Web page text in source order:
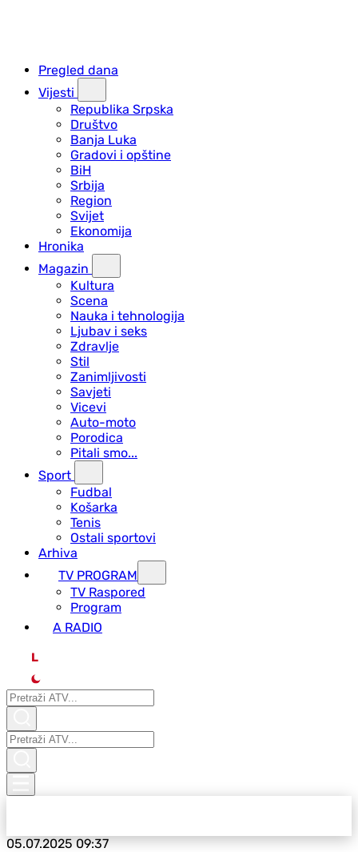
Pregled dana
Vijesti
Republika Srpska
Društvo
Banja Luka
Gradovi i opštine
BiH
Srbija
Region
Svijet
Ekonomija
Hronika
Magazin
Kultura
Scena
Nauka i tehnologija
Ljubav i seks
Zdravlje
Stil
Zanimljivosti
Savjeti
Vicevi
Auto-moto
Porodica
Pitali smo...
Sport
Fudbal
Košarka
Tenis
Ostali sportovi
Arhiva
TV PROGRAM
ТV Raspored
Program
A RADIO
L
05.07.202509:37